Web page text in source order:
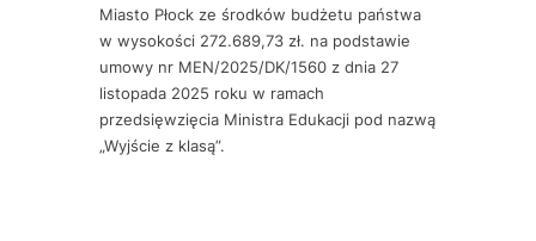
Miasto Płock ze środków budżetu państwa
w wysokości 272.689,73 zł. na podstawie
umowy nr MEN/2025/DK/1560 z dnia 27
listopada 2025 roku w ramach
przedsięwzięcia Ministra Edukacji pod nazwą
„Wyjście z klasą”.